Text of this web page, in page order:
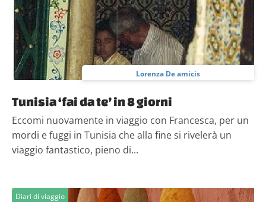
Lorenza De amicis
Tunisia ‘fai da te’ in 8 giorni
Eccomi nuovamente in viaggio con Francesca, per un
mordi e fuggi in Tunisia che alla fine si rivelerà un
viaggio fantastico, pieno di...
Diari di viaggio